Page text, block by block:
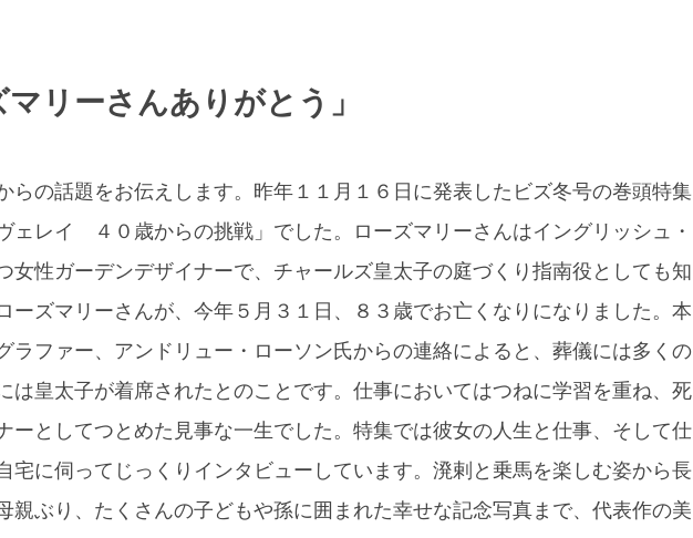
リーさんありがとう」
らの話題をお伝えします。昨年１１月１６日に発表したビズ冬号の巻頭特集
ェレイ ４０歳からの挑戦」でした。ローズマリーさんはイングリッシュ・
女性ガーデンデザイナーで、チャールズ皇太子の庭づくり指南役としても知
ーズマリーさんが、今年５月３１日、８３歳でお亡くなりになりました。本
ラファー、アンドリュー・ローソン氏からの連絡によると、葬儀には多くの
は皇太子が着席されたとのことです。仕事においてはつねに学習を重ね、死
ーとしてつとめた見事な一生でした。特集では彼女の人生と仕事、そして仕
宅に伺ってじっくりインタビューしています。溌剌と乗馬を楽しむ姿から長
親ぶり、たくさんの子どもや孫に囲まれた幸せな記念写真まで、代表作の美